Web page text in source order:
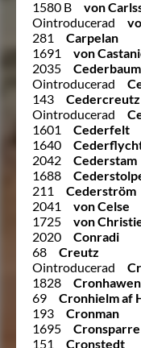
1580 B
von
Ointroducerad
281
Carpelan
1691
von
2035
Cederbaum
Ointroducerad
143
Cedercreutz
Ointroducerad
1601
Cederfelt
1640
2042
Cederstam
1688
211
Cederström
2041
von Celse
1725
von
2020
Conradi
68
Creutz
Ointroducerad
1828
Cronhawen
69
Cronhielm af
193
Cronman
1695
Cronsparre
151
Cronstedt